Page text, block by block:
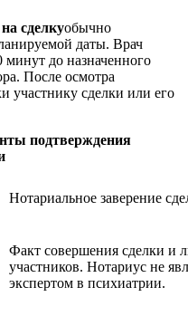
сделкуобычно
даты. Врач
минут до назначенного
После осмотра
участнику сделки или его
подтверждения
Нотариальное заверение
Факт совершения сделки и
участников. Нотариус не
экспертом в психиатрии.